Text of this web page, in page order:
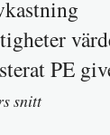
snitt